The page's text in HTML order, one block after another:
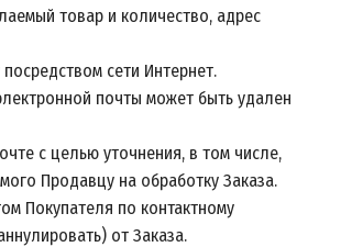
товар и количество, адрес
сети Интернет.
почты может быть удален
с целью уточнения, в том числе,
Продавцу на обработку Заказа.
Покупателя по контактному
от Заказа.